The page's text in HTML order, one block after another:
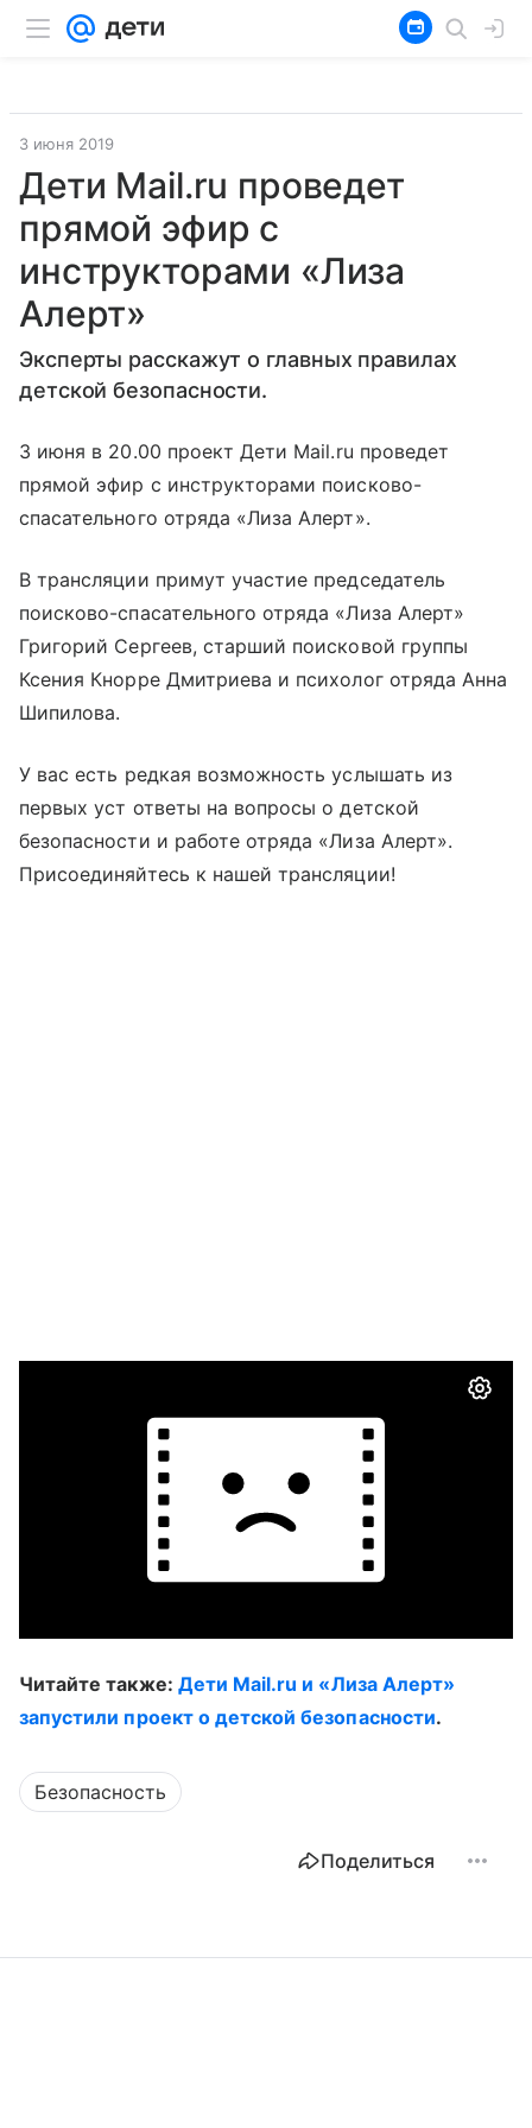
3 июня 2019
Дети Mail.ru проведет
прямой эфир с
инструкторами «Лиза
Алерт»
Эксперты расскажут о главных правилах
детской безопасности.
3 июня в 20.00 проект Дети Mail.ru проведет
прямой эфир с инструкторами поисково-
спасательного отряда «Лиза Алерт».
В трансляции примут участие председатель
поисково-спасательного отряда «Лиза Алерт»
Григорий Сергеев, старший поисковой группы
Ксения Кнорре Дмитриева и психолог отряда Анна
Шипилова.
У вас есть редкая возможность услышать из
первых уст ответы на вопросы о детской
безопасности и работе отряда «Лиза Алерт».
Присоединяйтесь к нашей трансляции!
Читайте также: Дети Mail.ru и «Лиза Алерт»
запустили проект о детской безопасности.
Безопасность
Поделиться